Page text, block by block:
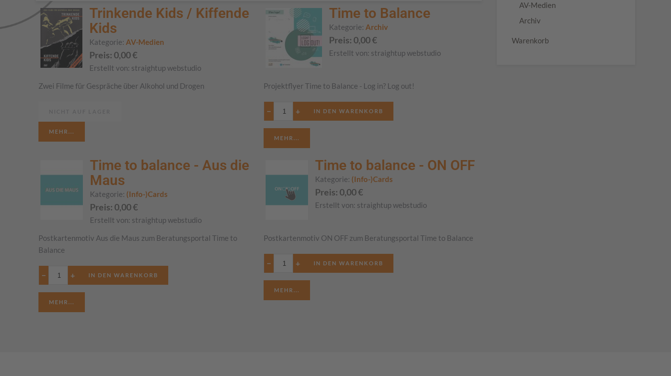
Trinkende Kids / Kiffende
Kids
Kategorie: AV-Medien
Preis: 0,00€
Erstellt von: straightup webstudio
Zwei Filme für Gespräche über Alkohol und Drogen
MEHR...
Time to Balance
Kategorie:Archiv
Preis: 0,00€
Erstellt von: straightup webstudio
Projektflyer Time to Balance - Log in? Log out!
− +
MEHR...
Time to balance - Aus die
Maus
Kategorie: (Info-)Cards
Preis: 0,00€
Erstellt von: straightup webstudio
Postkartenmotiv Aus die Maus zum Beratungsportal Time to
Balance
− +
MEHR...
Time to balance - ON OFF
Kategorie: (Info-)Cards
Preis: 0,00€
Erstellt von: straightup webstudio
Postkartenmotiv ON OFF zum Beratungsportal Time to Balance
− +
MEHR...
AV-Medien
Archiv
Warenkorb